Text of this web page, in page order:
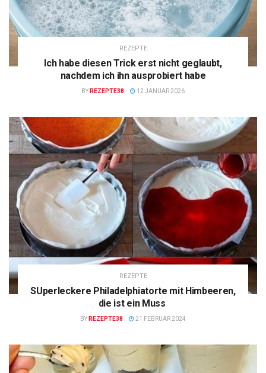
REZEPTE
Ich habe diesen Trick erst nicht geglaubt,
nachdem ich ihn ausprobiert habe
BY REZEPTE38 12 JANUAR 2026
REZEPTE
SUperleckere Philadelphiatorte mit Himbeeren,
die ist ein Muss
BY REZEPTE38 21 FEBRUAR 2024